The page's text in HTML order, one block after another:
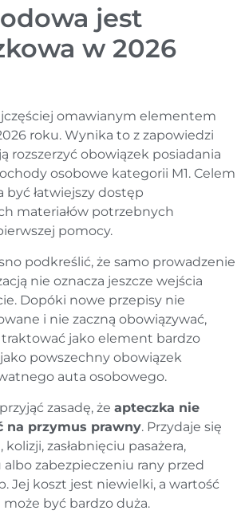
jest
w 2026
omawianym elementem
roku. Wynika to z zapowiedzi
rozszerzyć obowiązek posiadania
osobowe kategorii M1. Celem
łatwiejszy dostęp
materiałów potrzebnych
pomocy.
podkreślić, że samo prowadzenie
nie oznacza jeszcze wejścia
Dopóki nowe przepisy nie
i nie zaczną obowiązywać,
jako element bardzo
powszechny obowiązek
auta osobowego.
zasadę, że apteczka nie
na przymus prawny. Przydaje się
zasłabnięciu pasażera,
zabezpieczeniu rany przed
Jej koszt jest niewielki, a wartość
może być bardzo duża.